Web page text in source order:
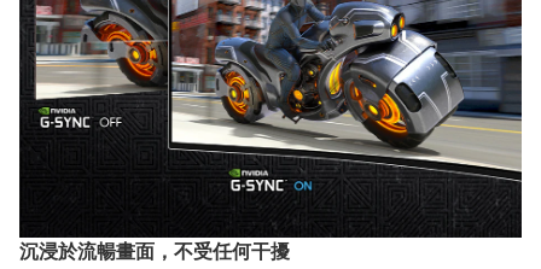
沉浸於流暢畫面，不受任何干擾